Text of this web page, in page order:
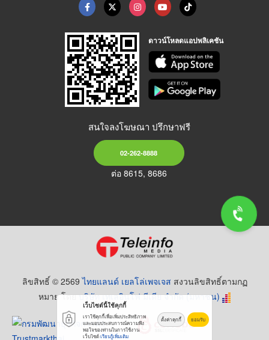
ดาวน์โหลดแอปพลิเคชัน
สนใจลงโฆษณา ปรึกษาฟรี
02-262-8888
ต่อ 8615, 8686
ลิขสิทธิ์ © 2569ไทยแลนด์ เยลโล่เพจเจส สงวนลิขสิทธิ์ตามกฏ
หมาย โดยบริษัท เทเลอินโฟ มีเดีย จำกัด (มหาชน)
เว็บไซต์นี้ใช้คุกกี้
เราใช้คุกกี้เพื่อเพิ่มประสิทธิภาพ
และมอบประสบการณ์ความพึง
พอใจของท่านในการใช้งาน
เว็บไซต์เรียนรู้เพิ่มเติม
ตั้งค่าคุกกี้ ยอมรับ